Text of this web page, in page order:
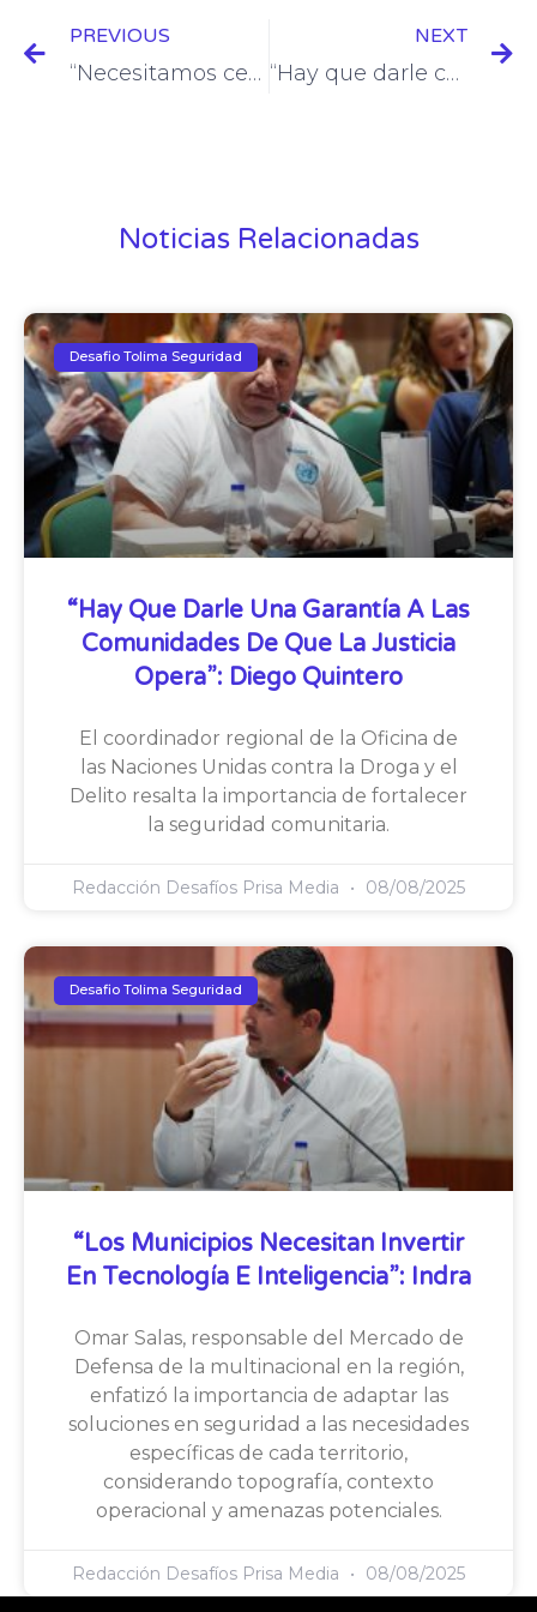
PREVIOUS
“Necesitamos cerrar la brecha entre demanda y generación de energía”: gerente de EPM
NEXT
“Hay que darle confiabilidad al sistema energético colombiano”: Corfi
Noticias Relacionadas
Desafio Tolima Seguridad
“Hay Que Darle Una Garantía A Las
Comunidades De Que La Justicia
Opera”: Diego Quintero
El coordinador regional de la Oficina de
las Naciones Unidas contra la Droga y el
Delito resalta la importancia de fortalecer
la seguridad comunitaria.
Redacción Desafíos Prisa Media 08/08/2025
Desafio Tolima Seguridad
“Los Municipios Necesitan Invertir
En Tecnología E Inteligencia”: Indra
Omar Salas, responsable del Mercado de
Defensa de la multinacional en la región,
enfatizó la importancia de adaptar las
soluciones en seguridad a las necesidades
específicas de cada territorio,
considerando topografía, contexto
operacional y amenazas potenciales.
Redacción Desafíos Prisa Media 08/08/2025